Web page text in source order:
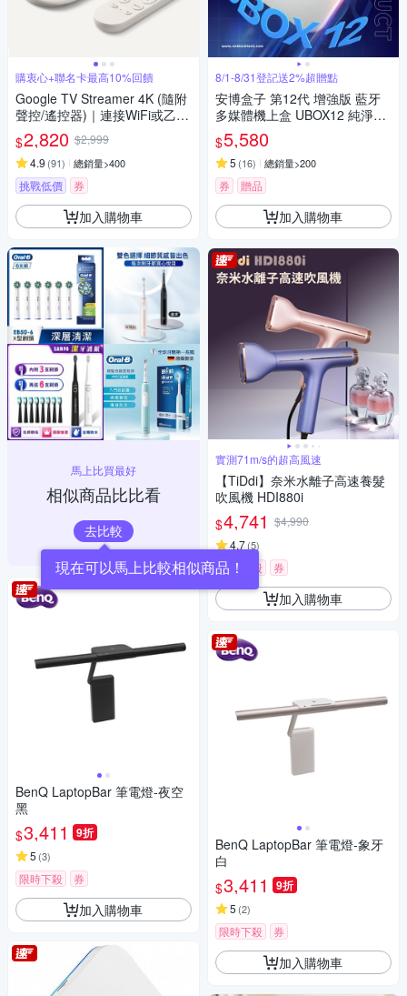
購衷心+聯名卡最高10%回饋
Google TV Streamer 4K (隨附
聲控/遙控器)｜連接WiFi或乙太
網路｜Dolby Atmos｜Matter智
慧串聯｜安裝App播放Netflix/Di
sney+/Youtube
$2,820 $2,999
4.9 (91) 總銷量>400
挑戰低價 券
加入購物車
馬上比買最好
相似商品比比看
去比較
BenQ LaptopBar 筆電燈-夜空
黑
$3,411 9折
5 (3)
限時下殺 券
加入購物車
8/1-8/31登記送2%超贈點
安博盒子 第12代 增強版 藍牙
多媒體機上盒 UBOX12 純淨版
台灣公司貨
$5,580
5 (16) 總銷量>200
券 贈品
加入購物車
實測71m/s的超高風速
【TiDdi】奈米水離子高速養髮
吹風機 HDI880i
$4,741 $4,990
4.7(5)
限時下殺 券
加入購物車
BenQ LaptopBar 筆電燈-象牙
白
$3,411 9折
5 (2)
限時下殺 券
加入購物車